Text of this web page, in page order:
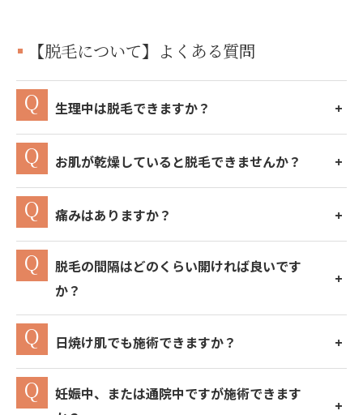
【脱毛について】よくある質問
生理中は脱毛できますか？
お肌が乾燥していると脱毛できませんか？
痛みはありますか？
脱毛の間隔はどのくらい開ければ良いです
か？
日焼け肌でも施術できますか？
妊娠中、または通院中ですが施術できます